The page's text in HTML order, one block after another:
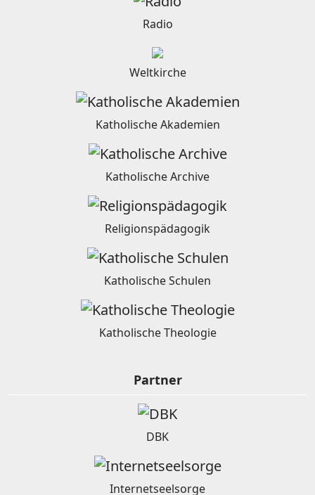
Radio
Weltkirche
Katholische Akademien
Katholische Archive
Religionspädagogik
Katholische Schulen
Katholische Theologie
Partner
DBK
Internetseelsorge